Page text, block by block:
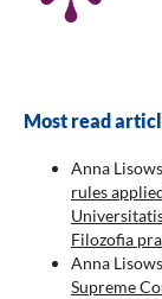
Most read
Anna
rules
Filozofia
Anna
Supreme